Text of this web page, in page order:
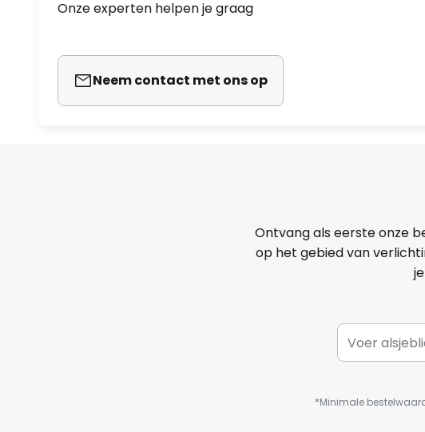
Onze experten helpen je graag
Neem contact met ons op
Ontvang als eerste onze
op het gebied van
*Minimale